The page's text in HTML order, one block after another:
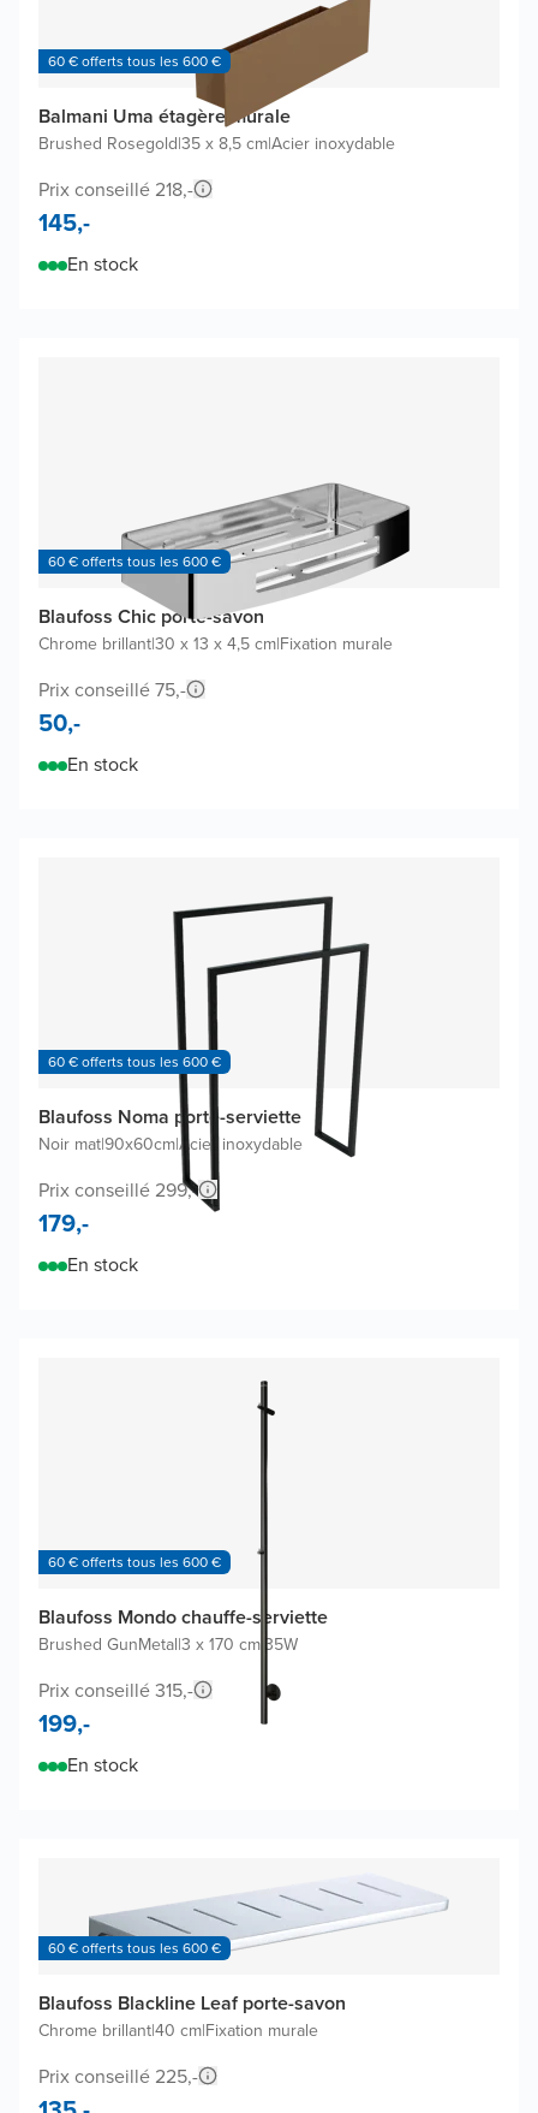
60 € offerts tous les 600 €
Balmani Uma étagère murale
Brushed Rosegold|35 x 8,5 cm|Acier inoxydable
Prix conseillé 218,-
145,-
En stock
60 € offerts tous les 600 €
Blaufoss Chic porte-savon
Chrome brillant|30 x 13 x 4,5 cm|Fixation murale
Prix conseillé 75,-
50,-
En stock
60 € offerts tous les 600 €
Blaufoss Noma porte-serviette
Noir mat|90x60cm|Acier inoxydable
Prix conseillé 299,-
179,-
En stock
60 € offerts tous les 600 €
Blaufoss Mondo chauffe-serviette
Brushed GunMetal|3 x 170 cm 35W
Prix conseillé 315,-
199,-
En stock
60 € offerts tous les 600 €
Blaufoss Blackline Leaf porte-savon
Chrome brillant|40 cm|Fixation murale
Prix conseillé 225,-